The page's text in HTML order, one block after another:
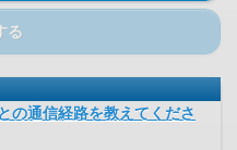
る
の通信経路を教えてくださ